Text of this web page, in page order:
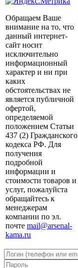
Обращаем Ваше
внимание на то, что
данный интернет-
сайт носит
исключительно
информационный
характер и ни при
каких
обстоятельствах не
является публичной
офертой,
определяемой
положением Статьи
437 (2) Гражданского
кодекса РФ. Для
получения
подробной
информации и
стоимости товаров и
услуг, пожалуйста
обращайтесь к
менеджерам
компании по эл.
почте mail@arsenal-
kama.ru